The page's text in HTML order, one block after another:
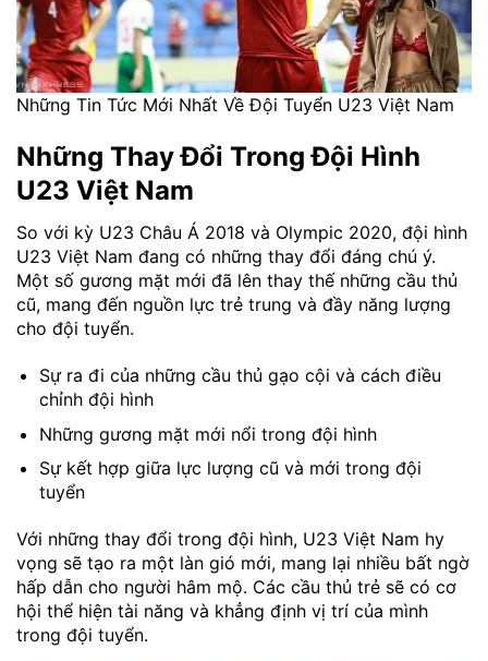
Những Tin Tức Mới Nhất Về Đội Tuyển U23 Việt Nam
Những Thay Đổi Trong Đội Hình
U23 Việt Nam
So với kỳ U23 Châu Á 2018 và Olympic 2020, đội hình
U23 Việt Nam đang có những thay đổi đáng chú ý.
Một số gương mặt mới đã lên thay thế những cầu thủ
cũ, mang đến nguồn lực trẻ trung và đầy năng lượng
cho đội tuyển.
Sự ra đi của những cầu thủ gạo cội và cách điều
chỉnh đội hình
Những gương mặt mới nổi trong đội hình
Sự kết hợp giữa lực lượng cũ và mới trong đội
tuyển
Với những thay đổi trong đội hình, U23 Việt Nam hy
vọng sẽ tạo ra một làn gió mới, mang lại nhiều bất ngờ
hấp dẫn cho người hâm mộ. Các cầu thủ trẻ sẽ có cơ
hội thể hiện tài năng và khẳng định vị trí của mình
trong đội tuyển.